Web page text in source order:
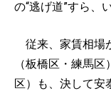
の“逃げ道”すら、
従来、家賃相場
（板橋区・練馬
区）も、決して安